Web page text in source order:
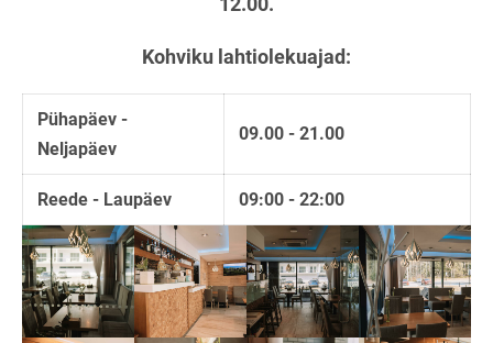
Kohviku lahtiolekuajad:
Pühapäev -
Neljapäev
09.00 - 21.00
Reede - Laupäev 09:00 - 22:00